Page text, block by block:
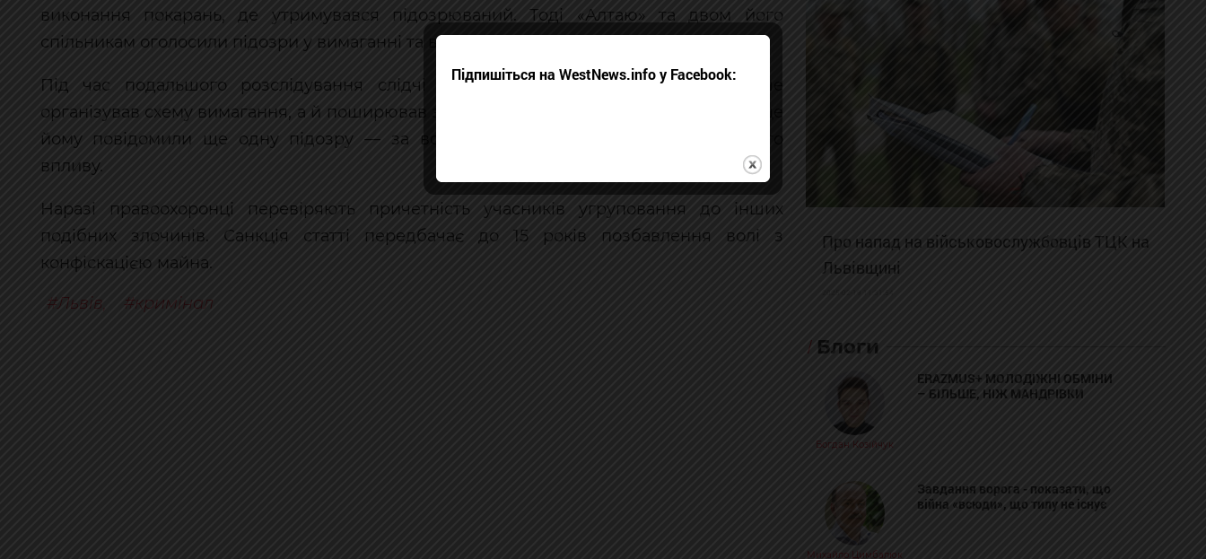
виконання покарань, де утримувався підозрюваний. Тоді «Алтаю» та двом його
спільникам оголосили підозри у вимаганні та взяли їх під варту.
Під час подальшого розслідування слідчі встановили, що ув’язнений не лише
організував схему вимагання, а й поширював злочинний вплив на інших осіб. Через це
йому повідомили ще одну підозру — за встановлення та поширення злочинного
впливу.
Наразі правоохоронці перевіряють причетність учасників угруповання до інших
подібних злочинів. Санкція статті передбачає до 15 років позбавлення волі з
конфіскацією майна.
Львів, кримінал
Про напад на військовослужбовців ТЦК на
Львівщині
Блоги
Богдан Козійчук
ERAZMUS+ МОЛОДІЖНІ ОБМІНИ
– БІЛЬШЕ, НІЖ МАНДРІВКИ
Михайло Цимбалюк
Завдання ворога - показати, що
війна «всюди», що тилу не існує
Підпишіться на WestNews.info у Facebook: